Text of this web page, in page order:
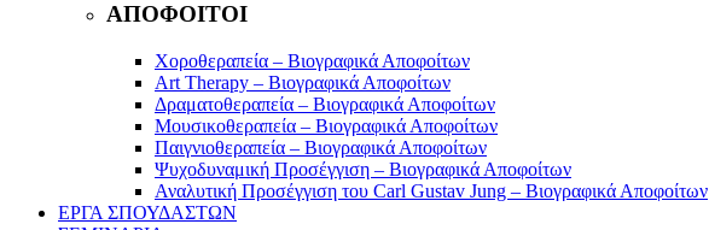
ΑΠΟΦΟΙΤΟΙ
Χοροθεραπεία – Βιογραφικά Αποφοίτων
Art Therapy – Βιογραφικά Αποφοίτων
Δραματοθεραπεία – Βιογραφικά Αποφοίτων
Μουσικοθεραπεία – Βιογραφικά Αποφοίτων
Παιγνιοθεραπεία – Βιογραφικά Αποφοίτων
Ψυχοδυναμική Προσέγγιση – Βιογραφικά Αποφοίτων
Αναλυτική Προσέγγιση του Carl Gustav Jung – Βιογραφικά Αποφοίτων
ΕΡΓΑ ΣΠΟΥΔΑΣΤΩΝ